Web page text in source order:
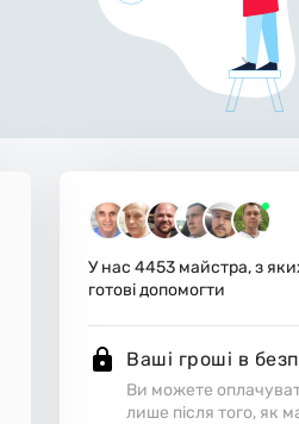
У нас4453 майстра, з
готові допомогти
Ваші гроші в
Ви можете
лише після того, як